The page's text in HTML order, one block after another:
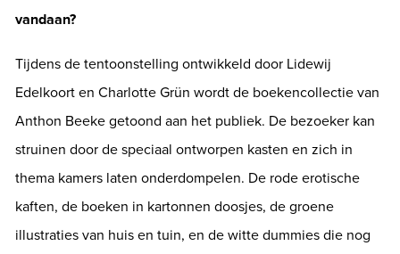
vandaan?
Tijdens de tentoonstelling ontwikkeld door Lidewij
Edelkoort en Charlotte Grün wordt de boekencollectie van
Anthon Beeke getoond aan het publiek. De bezoeker kan
struinen door de speciaal ontworpen kasten en zich in
thema kamers laten onderdompelen. De rode erotische
kaften, de boeken in kartonnen doosjes, de groene
illustraties van huis en tuin, en de witte dummies die nog